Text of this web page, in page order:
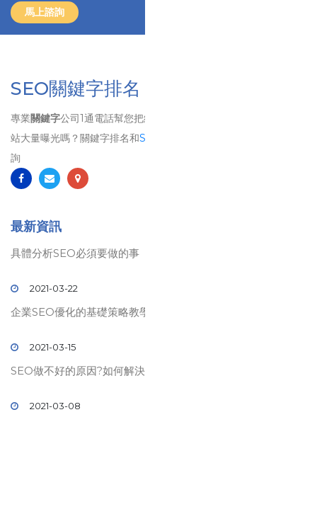
馬上諮詢
SEO關鍵字排名
專業關鍵字公司1通電話幫您把網站排名到第1頁、 想要讓自己的網
站大量曝光嗎？關鍵字排名和SEO
詢
最新資訊
具體分析SEO必須要做的事
2021-03-22
企業SEO優化的基礎策略教學
2021-03-15
SEO做不好的原因?如何解決?
2021-03-08